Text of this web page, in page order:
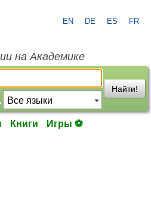
EN DE ES FR
на Академике
Найти!
Книги Игры ⚽